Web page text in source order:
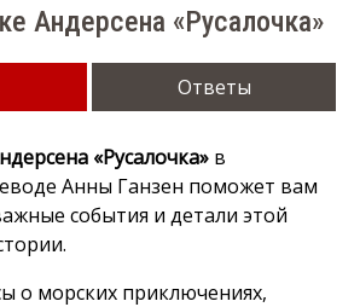
Андерсена «Русалочка»
Ответы
«Русалочка» в
Анны Ганзен поможет вам
события и детали этой
о морских приключениях,